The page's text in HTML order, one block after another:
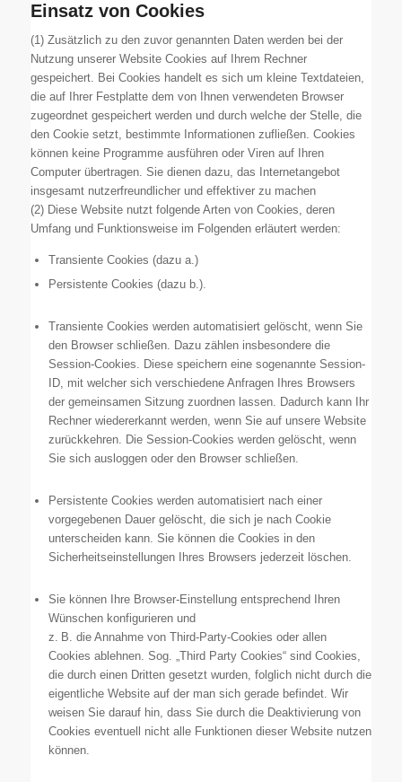
Einsatz von Cookies
(1) Zusätzlich zu den zuvor genannten Daten werden bei der
Nutzung unserer Website Cookies auf Ihrem Rechner
gespeichert. Bei Cookies handelt es sich um kleine Textdateien,
die auf Ihrer Festplatte dem von Ihnen verwendeten Browser
zugeordnet gespeichert werden und durch welche der Stelle, die
den Cookie setzt, bestimmte Informationen zufließen. Cookies
können keine Programme ausführen oder Viren auf Ihren
Computer übertragen. Sie dienen dazu, das Internetangebot
insgesamt nutzerfreundlicher und effektiver zu machen
(2) Diese Website nutzt folgende Arten von Cookies, deren
Umfang und Funktionsweise im Folgenden erläutert werden:
Transiente Cookies (dazu a.)
Persistente Cookies (dazu b.).
Transiente Cookies werden automatisiert gelöscht, wenn Sie
den Browser schließen. Dazu zählen insbesondere die
Session-Cookies. Diese speichern eine sogenannte Session-
ID, mit welcher sich verschiedene Anfragen Ihres Browsers
der gemeinsamen Sitzung zuordnen lassen. Dadurch kann Ihr
Rechner wiedererkannt werden, wenn Sie auf unsere Website
zurückkehren. Die Session-Cookies werden gelöscht, wenn
Sie sich ausloggen oder den Browser schließen.
Persistente Cookies werden automatisiert nach einer
vorgegebenen Dauer gelöscht, die sich je nach Cookie
unterscheiden kann. Sie können die Cookies in den
Sicherheitseinstellungen Ihres Browsers jederzeit löschen.
Sie können Ihre Browser-Einstellung entsprechend Ihren
Wünschen konfigurieren und
z. B. die Annahme von Third-Party-Cookies oder allen
Cookies ablehnen. Sog. „Third Party Cookies“ sind Cookies,
die durch einen Dritten gesetzt wurden, folglich nicht durch die
eigentliche Website auf der man sich gerade befindet. Wir
weisen Sie darauf hin, dass Sie durch die Deaktivierung von
Cookies eventuell nicht alle Funktionen dieser Website nutzen
können.